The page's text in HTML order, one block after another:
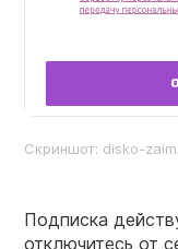
Скриншот: disko-
Подписка
отключитесь от